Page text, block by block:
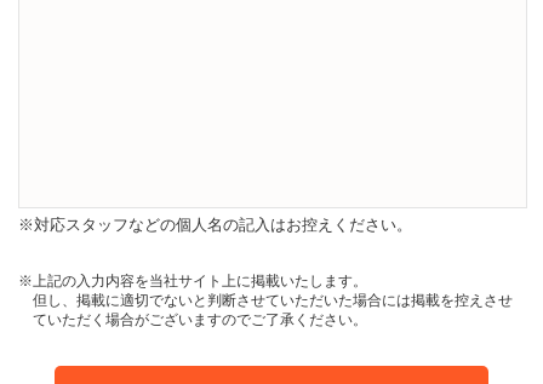
※対応スタッフなどの個人名の記入はお控えください。
※上記の入力内容を当社サイト上に掲載いたします。
但し、掲載に適切でないと判断させていただいた場合には掲載を控えさせ
ていただく場合がございますのでご了承ください。